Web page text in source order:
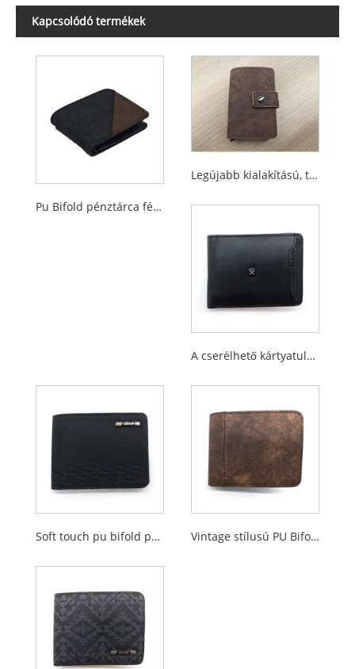
Kapcsolódó termékek
Pu Bifold pénztárca férfiaknak
Legújabb kialakítású, többfunkciós RFID-blokkoló kártyatartó férfiaknak
A cserélhető kártyatulajdonos beillesztett, a férfiak számára beillesztett pénztárcákat
Soft touch pu bifold pénztárcák férfiak számára Vintage stílusú PU Bifold pénztárcák férfiak számára